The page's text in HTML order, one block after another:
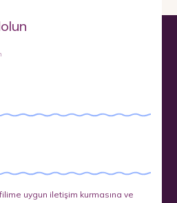
uygun iletişim kurmasına ve